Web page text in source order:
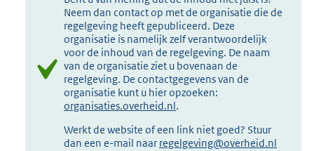
Neem dan contact op met de organisatie die de
regelgeving heeft gepubliceerd. Deze
organisatie is namelijk zelf verantwoordelijk
voor de inhoud van de regelgeving. De naam
van de organisatie ziet u bovenaan de
regelgeving. De contactgegevens van de
organisatie kunt u hier opzoeken:
organisaties.overheid.nl.
Werkt de website of een link niet goed? Stuur
dan een e-mail naar regelgeving@overheid.nl